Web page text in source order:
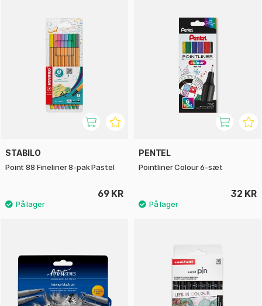
STABILO
Point 88 Fineliner 8-pak Pastel
69 KR
PENTEL
Pointliner Colour 6-sæt
32 KR